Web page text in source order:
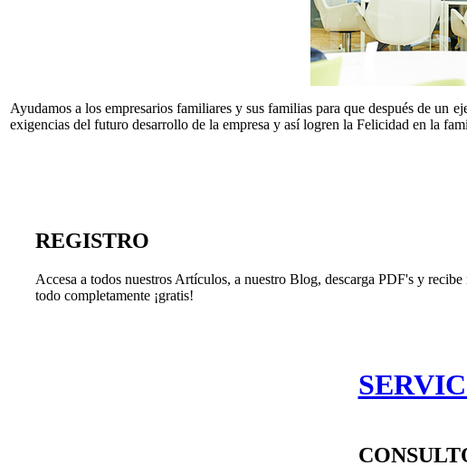
Ayudamos a los empresarios familiares y sus familias para que después de un
exigencias del futuro desarrollo de la empresa y así logren la Felicidad en la
REGISTRO
Accesa a todos nuestros Artículos, a nuestro Blog, descarga PDF's y
todo completamente ¡gratis!